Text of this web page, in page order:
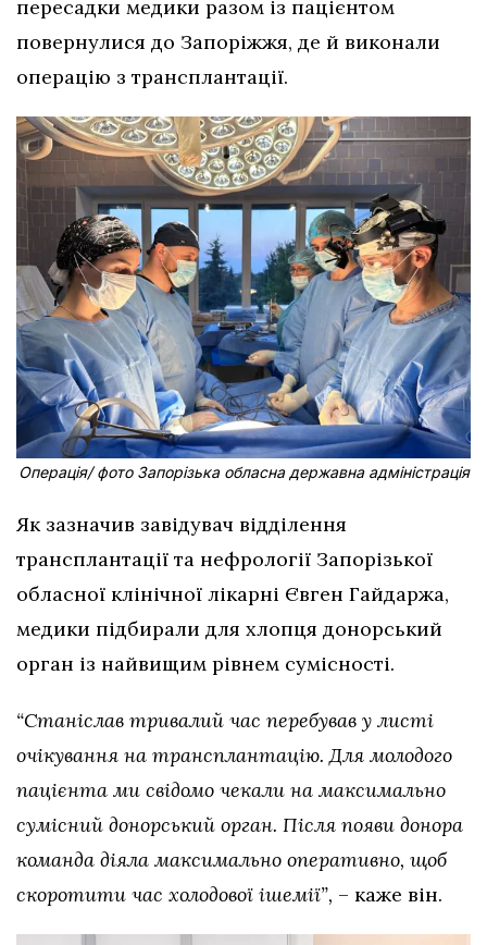
пересадки медики разом із пацієнтом
повернулися до Запоріжжя, де й виконали
операцію з трансплантації.
Операція/ фото Запорізька обласна державна адміністрація
Як зазначив завідувач відділення
трансплантації та нефрології Запорізької
обласної клінічної лікарні Євген Гайдаржа,
медики підбирали для хлопця донорський
орган із найвищим рівнем сумісності.
“Станіслав тривалий час перебував у листі
очікування на трансплантацію. Для молодого
пацієнта ми свідомо чекали на максимально
сумісний донорський орган. Після появи донора
команда діяла максимально оперативно, щоб
скоротити час холодової ішемії”, – каже він.